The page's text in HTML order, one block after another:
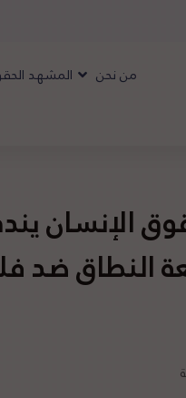
من نحن المشهد
الإنسان
النطاق